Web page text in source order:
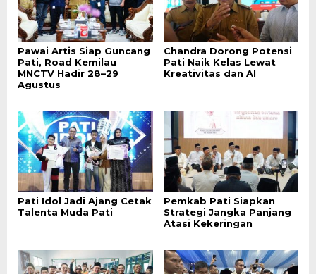
Pawai Artis Siap Guncang
Pati, Road Kemilau
MNCTV Hadir 28–29
Agustus
Chandra Dorong Potensi
Pati Naik Kelas Lewat
Kreativitas dan AI
Pati Idol Jadi Ajang Cetak
Talenta Muda Pati
Pemkab Pati Siapkan
Strategi Jangka Panjang
Atasi Kekeringan